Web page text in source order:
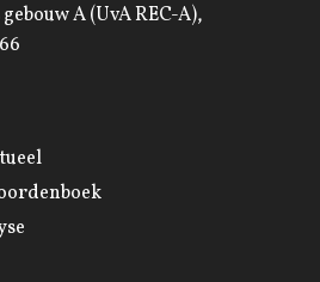
A (UvA REC-A),